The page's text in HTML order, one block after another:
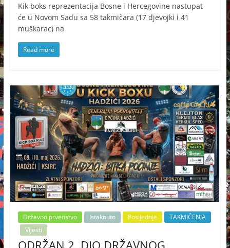
Kik boks reprezentacija Bosne i Hercegovine nastupat
će u Novom Sadu sa 58 takmičara (17 djevojki i 41
muškarac) na
Read more
Državno prvenstvo Istaknuto Posljednje
TAKMIČENJA
Vijesti